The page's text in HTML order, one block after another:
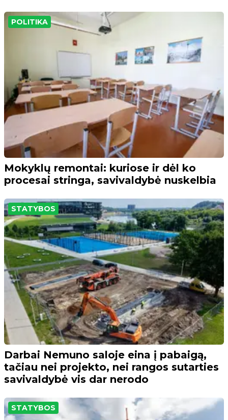
POLITIKA
Mokyklų remontai: kuriose ir dėl ko
procesai stringa, savivaldybė nuskelbia
STATYBOS
Darbai Nemuno saloje eina į pabaigą,
tačiau nei projekto, nei rangos sutarties
savivaldybė vis dar nerodo
STATYBOS